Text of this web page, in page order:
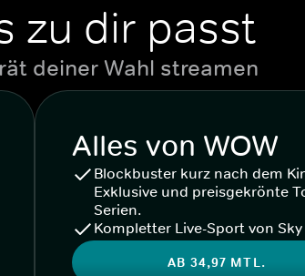
zu dir passt
deiner Wahl streamen
Alles von WOW
Blockbuster kurz nach dem
Exklusive und preisgekrönte
Serien.
Kompletter Live-Sport von
AB 34,97 MTL.